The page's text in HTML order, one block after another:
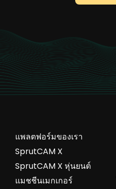
แพลตฟอร์มของเรา
SprutCAM X
SprutCAM X หุ่นยนต์
แมชชีนเมกเกอร์